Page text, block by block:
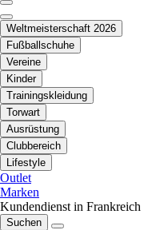
Weltmeisterschaft 2026
Fußballschuhe
Vereine
Kinder
Trainingskleidung
Torwart
Ausrüstung
Clubbereich
Lifestyle
Outlet
Marken
Kundendienst in Frankreich
Suchen